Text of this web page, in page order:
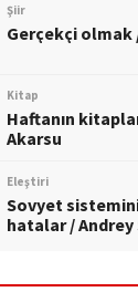
Şiir
Gerçekçi olmak
Kitap
Haftanın
Akarsu
Eleştiri
Sovyet
hatalar / Andrey